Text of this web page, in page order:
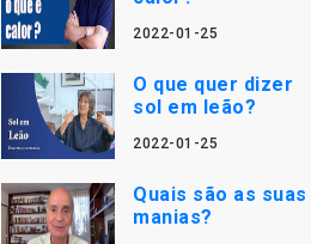
2022-01-25
O que quer dizer
sol em leão?
2022-01-25
Quais são as suas
manias?